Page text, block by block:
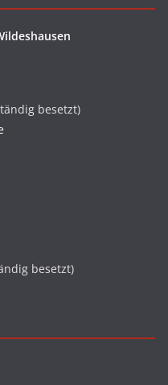
besetzt)
besetzt)